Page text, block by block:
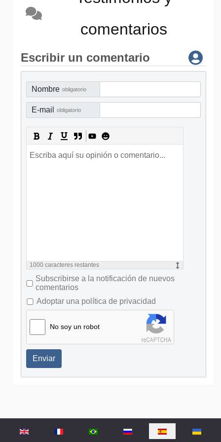
comentarios
Escribir un comentario
Nombre obligatorio
E-mail obligatorio
1000 caracteres restantes
Subscribirse a la notificación de nuevos
comentarios
Adoptar una política de privacidad
No soy un robot
Enviar
Seleccione su idioma